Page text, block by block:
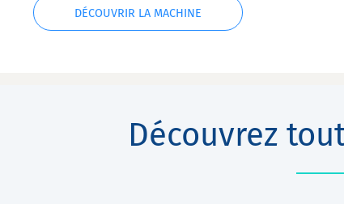
DÉCOUVRIR LA MACHINE
Découvrez